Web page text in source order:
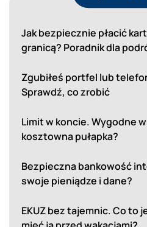
Jak bezpiecznie płacić
granicą? Poradnik dla
Zgubiłeś portfel lub
Sprawdź, co zrobić
Limit w koncie. Wygodne
kosztowna pułapka?
Bezpieczna bankowość
swoje pieniądze i dane?
EKUZ bez tajemnic. Co to